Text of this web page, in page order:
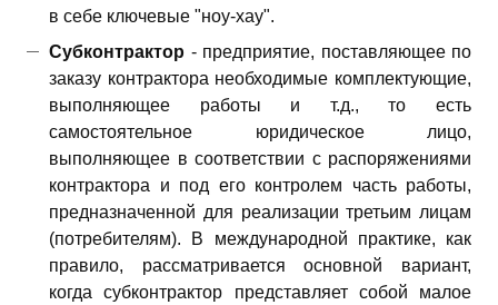
в себе ключевые "ноу-хау".
Субконтрактор - предприятие, поставляющее по
заказу контрактора необходимые комплектующие,
выполняющее работы и т.д., то есть
самостоятельное юридическое лицо,
выполняющее в соответствии с распоряжениями
контрактора и под его контролем часть работы,
предназначенной для реализации третьим лицам
(потребителям). В международной практике, как
правило, рассматривается основной вариант,
когда субконтрактор представляет собой малое